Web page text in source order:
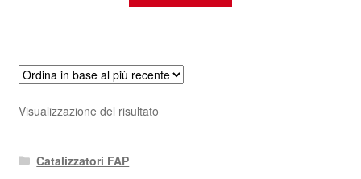
Visualizzazione del risultato
Catalizzatori FAP